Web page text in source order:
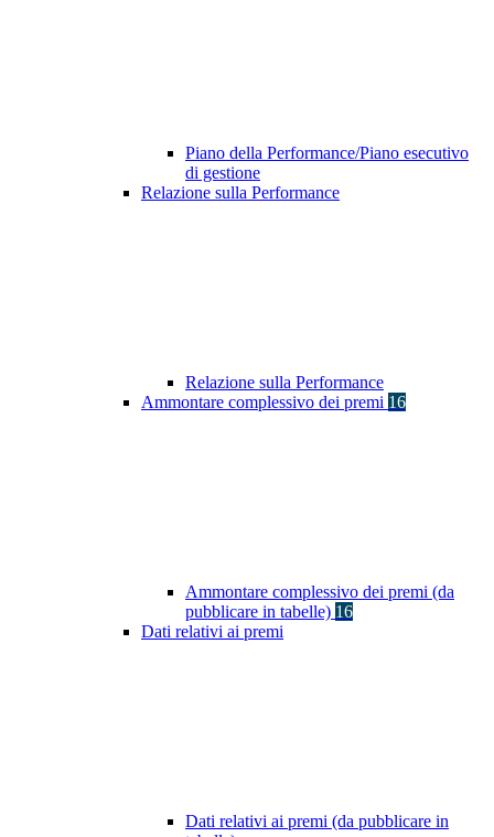
Piano della Performance/Piano esecutivo
di gestione
Relazione sulla Performance
Relazione sulla Performance
Ammontare complessivo dei premi 16
Ammontare complessivo dei premi (da
pubblicare in tabelle) 16
Dati relativi ai premi
Dati relativi ai premi (da pubblicare in